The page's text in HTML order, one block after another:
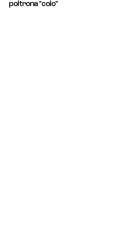
poltrona "colo"